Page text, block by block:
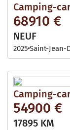
Camping-car
68910 €
NEUF
2025 Saint-Jean-
Camping-car
54900 €
17895 KM